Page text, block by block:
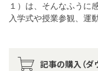
１）は、そんなふうに
入学式や授業参観、運
記事の購入（ダ